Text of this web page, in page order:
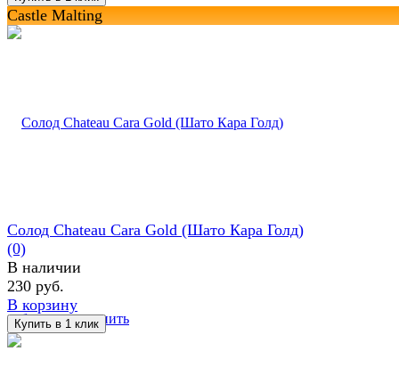
Castle Malting
избранное сравнить
Солод Chateau Cara Gold (Шато Кара Голд)
(0)
В наличии
230 руб.
В корзину